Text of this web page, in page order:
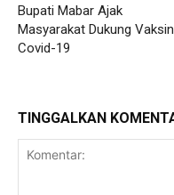
Bupati Mabar Ajak
Masyarakat Dukung
Covid-19
TINGGALKAN